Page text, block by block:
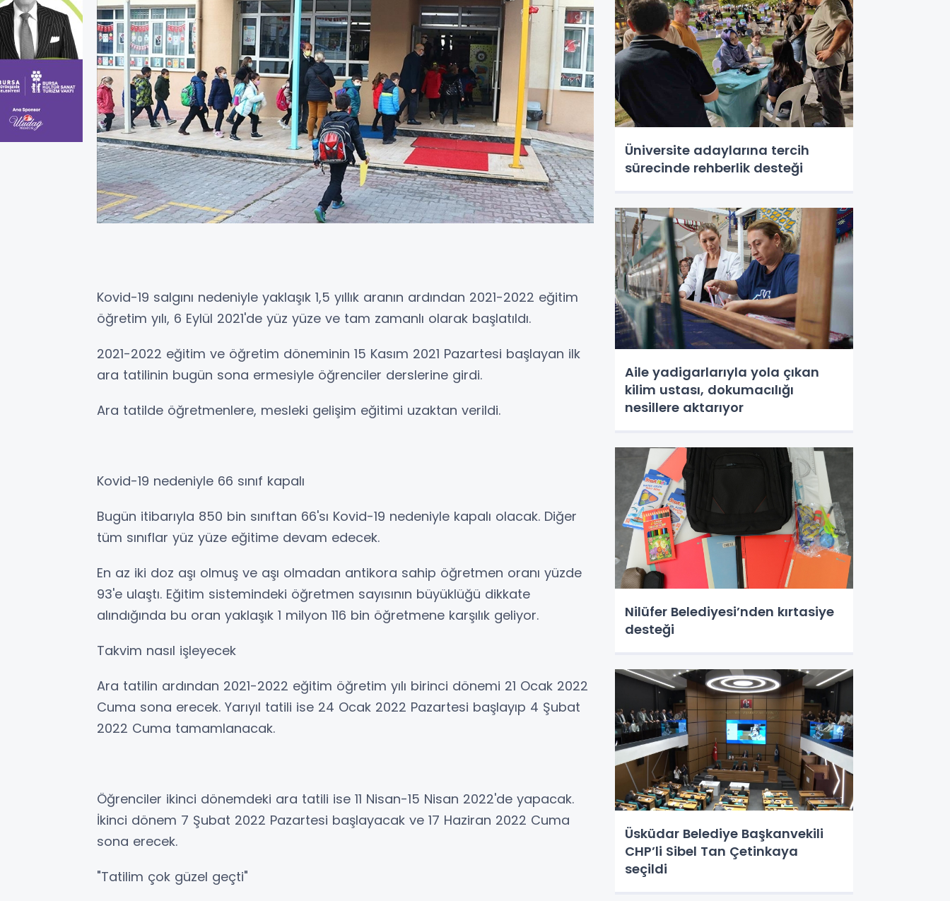
Kovid-19 salgını nedeniyle yaklaşık 1,5 yıllık aranın ardından 2021-2022 eğitim
öğretim yılı, 6 Eylül 2021'de yüz yüze ve tam zamanlı olarak başlatıldı.
2021-2022 eğitim ve öğretim döneminin 15 Kasım 2021 Pazartesi başlayan ilk
ara tatilinin bugün sona ermesiyle öğrenciler derslerine girdi.
Ara tatilde öğretmenlere, mesleki gelişim eğitimi uzaktan verildi.
Kovid-19 nedeniyle 66 sınıf kapalı
Bugün itibarıyla 850 bin sınıftan 66'sı Kovid-19 nedeniyle kapalı olacak. Diğer
tüm sınıflar yüz yüze eğitime devam edecek.
En az iki doz aşı olmuş ve aşı olmadan antikora sahip öğretmen oranı yüzde
93'e ulaştı. Eğitim sistemindeki öğretmen sayısının büyüklüğü dikkate
alındığında bu oran yaklaşık 1 milyon 116 bin öğretmene karşılık geliyor.
Takvim nasıl işleyecek
Ara tatilin ardından 2021-2022 eğitim öğretim yılı birinci dönemi 21 Ocak 2022
Cuma sona erecek. Yarıyıl tatili ise 24 Ocak 2022 Pazartesi başlayıp 4 Şubat
2022 Cuma tamamlanacak.
Öğrenciler ikinci dönemdeki ara tatili ise 11 Nisan-15 Nisan 2022'de yapacak.
İkinci dönem 7 Şubat 2022 Pazartesi başlayacak ve 17 Haziran 2022 Cuma
sona erecek.
"Tatilim çok güzel geçti"
Üniversite adaylarına tercih
sürecinde rehberlik desteği
Aile yadigarlarıyla yola çıkan
kilim ustası, dokumacılığı
nesillere aktarıyor
Nilüfer Belediyesi’nden kırtasiye
desteği
Üsküdar Belediye Başkanvekili
CHP’li Sibel Tan Çetinkaya
seçildi